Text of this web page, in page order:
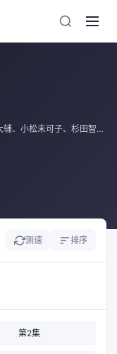
辅、 小松未可子、 杉田智和
测速 排序
第2集